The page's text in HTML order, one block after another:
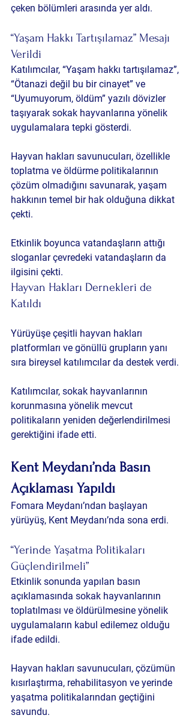
çeken bölümleri arasında yer aldı.
“Yaşam Hakkı Tartışılamaz” Mesajı
Verildi
Katılımcılar, “Yaşam hakkı tartışılamaz”,
“Ötanazi değil bu bir cinayet” ve
“Uyumuyorum, öldüm” yazılı dövizler
taşıyarak sokak hayvanlarına yönelik
uygulamalara tepki gösterdi.
Hayvan hakları savunucuları, özellikle
toplatma ve öldürme politikalarının
çözüm olmadığını savunarak, yaşam
hakkının temel bir hak olduğuna dikkat
çekti.
Etkinlik boyunca vatandaşların attığı
sloganlar çevredeki vatandaşların da
ilgisini çekti.
Hayvan Hakları Dernekleri de
Katıldı
Yürüyüşe çeşitli hayvan hakları
platformları ve gönüllü grupların yanı
sıra bireysel katılımcılar da destek verdi.
Katılımcılar, sokak hayvanlarının
korunmasına yönelik mevcut
politikaların yeniden değerlendirilmesi
gerektiğini ifade etti.
Kent Meydanı’nda Basın
Açıklaması Yapıldı
Fomara Meydanı’ndan başlayan
yürüyüş, Kent Meydanı’nda sona erdi.
“Yerinde Yaşatma Politikaları
Güçlendirilmeli”
Etkinlik sonunda yapılan basın
açıklamasında sokak hayvanlarının
toplatılması ve öldürülmesine yönelik
uygulamaların kabul edilemez olduğu
ifade edildi.
Hayvan hakları savunucuları, çözümün
kısırlaştırma, rehabilitasyon ve yerinde
yaşatma politikalarından geçtiğini
savundu.